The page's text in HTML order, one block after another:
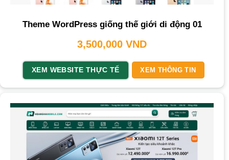
Theme WordPress giống thế giới di động 01
3,500,000 VND
XEM WEBSITE THỰC TẾ XEM THÔNG TIN